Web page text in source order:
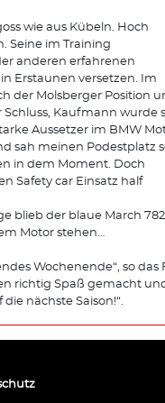
wie aus Kübeln. Hoch
Seine im Training
anderen erfahrenen
Erstaunen versetzen. Im
der Molsberger Position
Schluss, Kaufmann wurde
Aussetzer im BMW
sah meinen Podestplatz
in dem Moment. Doch
Safety car Einsatz half
blieb der blaue March
Motor stehen…
Wochenende“, so das
richtig Spaß gemacht
nächste Saison!“.